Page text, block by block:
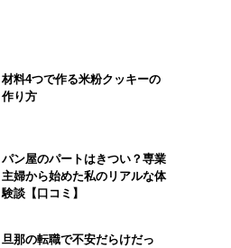
材料4つで作る米粉クッキーの
作り方
パン屋のパートはきつい？専業
主婦から始めた私のリアルな体
験談【口コミ】
旦那の転職で不安だらけだっ